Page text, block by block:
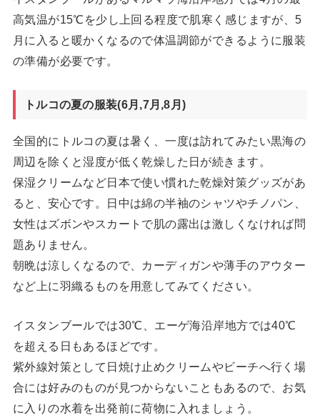
高気温が15℃を少し上回る程度で肌寒く感じますが、5
月に入ると暖かくなるので体温調節ができるように服装
の準備が必要です。
トルコの夏の服装(6月,7月,8月)
全国的にトルコの夏は暑く、一度は訪れてみたい黒海の
周辺を除くと湿度が低く乾燥した日が続きます。
保湿クリームなど日本で使い慣れた乾燥対策グッズがあ
ると、安心です。日中は綿の半袖のシャツやチノパン、
女性はズボンやスカートで肌の露出は激しくなければ問
題ありません。
朝晩は涼しくなるので、カーディガンや薄手のアウター
など上に羽織るものを用意してみてください。
イスタンブールでは30℃、エーゲ海沿岸地方では40℃
を超える日もあるほどです。
紫外線対策として日焼け止めクリームやビーチへ行く場
合には好みのものが見つからないこともあるので、お気
に入りの水着を出発前に荷物に入れましょう。